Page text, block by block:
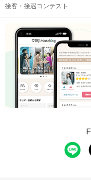
接客・接遇コンテスト